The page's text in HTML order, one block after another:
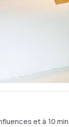
et à 10